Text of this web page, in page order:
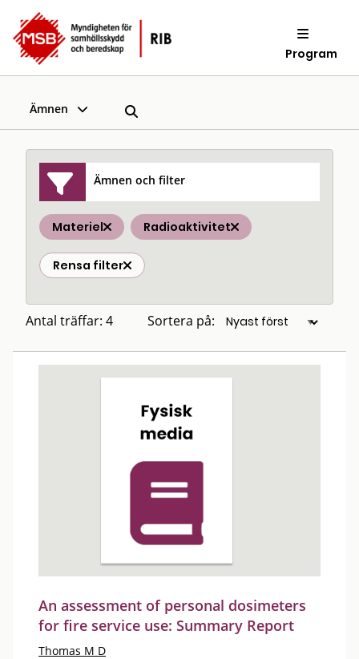
Program
Ämnen
Ämnen och filter
Materiel Radioaktivitet
Rensa filter
Antal träffar: 4 Sortera på:
An assessment of personal dosimeters
for fire service use: Summary Report
Thomas M D